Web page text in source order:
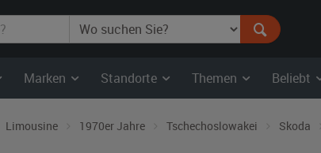
Marken Standorte Themen Beliebt
Limousine 1970er Jahre Tschechoslowakei Skoda